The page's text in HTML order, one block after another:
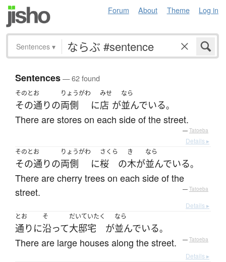
Forum About Theme Log in
Sentences ▾
Sentences— 62 found
そのとお
その通りの
りょうがわ
両側 に
みせ
店 が
なら
並んでいる。
There are stores on each side of the street.
— Tatoeba
Details ▸
そのとお
その通りの
りょうがわ
両側 に
さくら
桜 の
き
木が
なら
並んでいる。
There are cherry trees on each side of the
street.
— Tatoeba
Details ▸
とお
通り に
そ
沿って
だいていたく
大邸宅 が
なら
並んでいる。
There are large houses along the street. — Tatoeba
Details ▸